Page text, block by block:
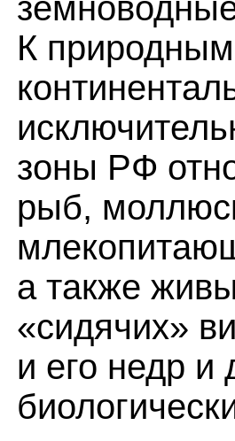
К
зоны РФ
рыб,
а также
«сидячих»
и его недр и